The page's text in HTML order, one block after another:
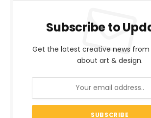
Subscribe to
Get the latest creative news from
about art & design.